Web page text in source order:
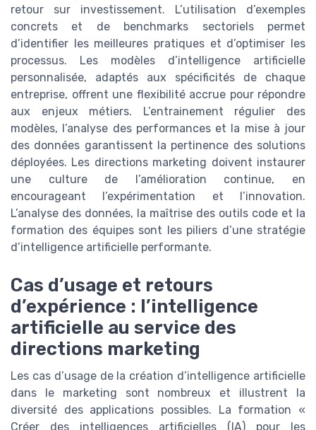
retour sur investissement. L’utilisation d’exemples
concrets et de benchmarks sectoriels permet
d’identifier les meilleures pratiques et d’optimiser les
processus. Les modèles d’intelligence artificielle
personnalisée, adaptés aux spécificités de chaque
entreprise, offrent une flexibilité accrue pour répondre
aux enjeux métiers. L’entrainement régulier des
modèles, l’analyse des performances et la mise à jour
des données garantissent la pertinence des solutions
déployées. Les directions marketing doivent instaurer
une culture de l’amélioration continue, en
encourageant l’expérimentation et l’innovation.
L’analyse des données, la maîtrise des outils code et la
formation des équipes sont les piliers d’une stratégie
d’intelligence artificielle performante.
Cas d’usage et retours
d’expérience : l’intelligence
artificielle au service des
directions marketing
Les cas d’usage de la création d’intelligence artificielle
dans le marketing sont nombreux et illustrent la
diversité des applications possibles. La formation «
Créer des intelligences artificielles (IA) pour les